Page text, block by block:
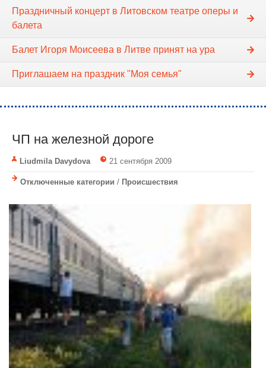
Праздничный концерт в Литовском театре оперы и
балета
Балет Игоря Моисеева в Литве принят на ура
Приглашаем на праздник "Моя семья"
ЧП на железной дороге
Liudmila Davydova 21 сентября 2009
Отключенные категории / Происшествия